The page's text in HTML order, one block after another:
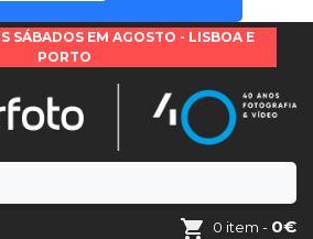
SÁBADOS EM AGOSTO - LISBOA E
PORTO
0 item - 0€